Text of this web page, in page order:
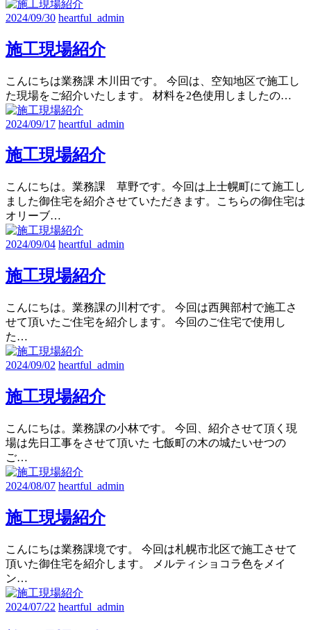
2024/09/30 heartful_admin
施工現場紹介
こんにちは業務課 木川田です。 今回は、空知地区で施工し
た現場をご紹介いたします。 材料を2色使用しましたの…
2024/09/17 heartful_admin
施工現場紹介
こんにちは。業務課 草野です。今回は上士幌町にて施工し
ました御住宅を紹介させていただきます。こちらの御住宅は
オリーブ…
2024/09/04 heartful_admin
施工現場紹介
こんにちは。業務課の川村です。 今回は西興部村で施工さ
せて頂いたご住宅を紹介します。 今回のご住宅で使用し
た…
2024/09/02 heartful_admin
施工現場紹介
こんにちは。業務課の小林です。 今回、紹介させて頂く現
場は先日工事をさせて頂いた 七飯町の木の城たいせつの
ご…
2024/08/07 heartful_admin
施工現場紹介
こんにちは業務課境です。 今回は札幌市北区で施工させて
頂いた御住宅を紹介します。 メルティショコラ色をメイ
ン…
2024/07/22 heartful_admin